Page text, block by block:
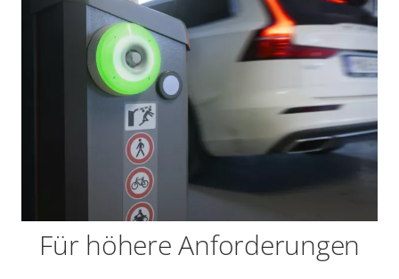
Für höhere Anforderungen